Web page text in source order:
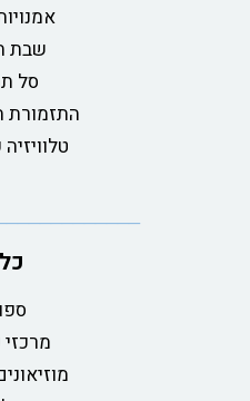
שבת
סל
התזמורת